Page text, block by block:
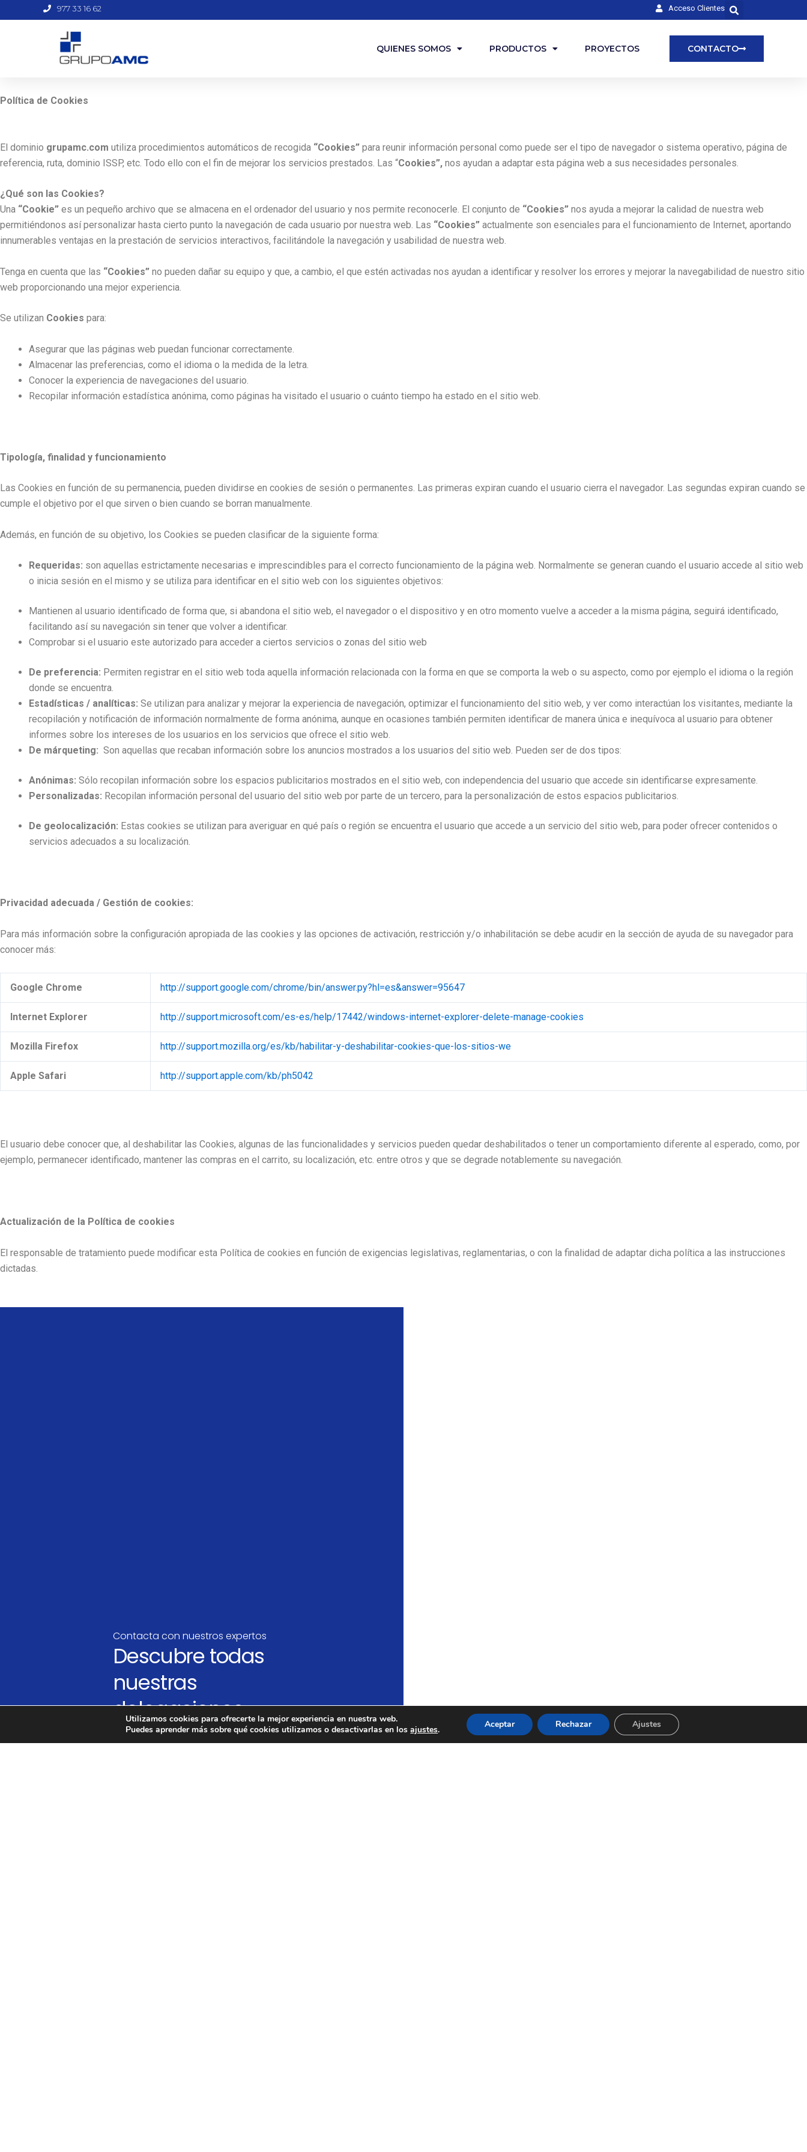
al
977 33 16 62 Acceso Clientes
QUIENES SOMOS PRODUCTOS PROYECTOS CONTACTO
Política de Cookies
El dominio grupamc.com utiliza procedimientos automáticos de recogida “Cookies” para reunir información personal como puede ser el tipo de navegador o sistema operativo, página de
referencia, ruta, dominio ISSP, etc. Todo ello con el fin de mejorar los servicios prestados. Las “Cookies”, nos ayudan a adaptar esta página web a sus necesidades personales.
¿Qué son las Cookies?
Una “Cookie” es un pequeño archivo que se almacena en el ordenador del usuario y nos permite reconocerle. El conjunto de “Cookies” nos ayuda a mejorar la calidad de nuestra web
permitiéndonos así personalizar hasta cierto punto la navegación de cada usuario por nuestra web. Las “Cookies” actualmente son esenciales para el funcionamiento de Internet, aportando
innumerables ventajas en la prestación de servicios interactivos, facilitándole la navegación y usabilidad de nuestra web.
Tenga en cuenta que las “Cookies” no pueden dañar su equipo y que, a cambio, el que estén activadas nos ayudan a identificar y resolver los errores y mejorar la navegabilidad de nuestro sitio
web proporcionando una mejor experiencia.
Se utilizan Cookies para:
Asegurar que las páginas web puedan funcionar correctamente.
Almacenar las preferencias, como el idioma o la medida de la letra.
Conocer la experiencia de navegaciones del usuario.
Recopilar información estadística anónima, como páginas ha visitado el usuario o cuánto tiempo ha estado en el sitio web.
Tipología, finalidad y funcionamiento
Las Cookies en función de su permanencia, pueden dividirse en cookies de sesión o permanentes. Las primeras expiran cuando el usuario cierra el navegador. Las segundas expiran cuando se
cumple el objetivo por el que sirven o bien cuando se borran manualmente.
Además, en función de su objetivo, los Cookies se pueden clasificar de la siguiente forma:
Requeridas: son aquellas estrictamente necesarias e imprescindibles para el correcto funcionamiento de la página web. Normalmente se generan cuando el usuario accede al sitio web
o inicia sesión en el mismo y se utiliza para identificar en el sitio web con los siguientes objetivos:
Mantienen al usuario identificado de forma que, si abandona el sitio web, el navegador o el dispositivo y en otro momento vuelve a acceder a la misma página, seguirá identificado,
facilitando así su navegación sin tener que volver a identificar.
Comprobar si el usuario este autorizado para acceder a ciertos servicios o zonas del sitio web
De preferencia: Permiten registrar en el sitio web toda aquella información relacionada con la forma en que se comporta la web o su aspecto, como por ejemplo el idioma o la región
donde se encuentra.
Estadísticas / analíticas: Se utilizan para analizar y mejorar la experiencia de navegación, optimizar el funcionamiento del sitio web, y ver como interactúan los visitantes, mediante la
recopilación y notificación de información normalmente de forma anónima, aunque en ocasiones también permiten identificar de manera única e inequívoca al usuario para obtener
informes sobre los intereses de los usuarios en los servicios que ofrece el sitio web.
De márqueting: Son aquellas que recaban información sobre los anuncios mostrados a los usuarios del sitio web. Pueden ser de dos tipos:
Anónimas: Sólo recopilan información sobre los espacios publicitarios mostrados en el sitio web, con independencia del usuario que accede sin identificarse expresamente.
Personalizadas: Recopilan información personal del usuario del sitio web por parte de un tercero, para la personalización de estos espacios publicitarios.
De geolocalización: Estas cookies se utilizan para averiguar en qué país o región se encuentra el usuario que accede a un servicio del sitio web, para poder ofrecer contenidos o
servicios adecuados a su localización.
Privacidad adecuada / Gestión de cookies:
Para más información sobre la configuración apropiada de las cookies y las opciones de activación, restricción y/o inhabilitación se debe acudir en la sección de ayuda de su navegador para
conocer más:
Google Chrome http://support.google.com/chrome/bin/answer.py?hl=es&answer=95647
Internet Explorer http://support.microsoft.com/es-es/help/17442/windows-internet-explorer-delete-manage-cookies
Mozilla Firefox http://support.mozilla.org/es/kb/habilitar-y-deshabilitar-cookies-que-los-sitios-we
Apple Safari http://support.apple.com/kb/ph5042
El usuario debe conocer que, al deshabilitar las Cookies, algunas de las funcionalidades y servicios pueden quedar deshabilitados o tener un comportamiento diferente al esperado, como, por
ejemplo, permanecer identificado, mantener las compras en el carrito, su localización, etc. entre otros y que se degrade notablemente su navegación.
Actualización de la Política de cookies
El responsable de tratamiento puede modificar esta Política de cookies en función de exigencias legislativas, reglamentarias, o con la finalidad de adaptar dicha política a las instrucciones
dictadas.
Contacta con nuestros expertos
Descubre todas
nuestras
delegaciones
Utilizamos cookies para ofrecerte la mejor experiencia en nuestra web.
Puedes aprender más sobre qué cookies utilizamos o desactivarlas en losajustes. Aceptar Rechazar Ajustes